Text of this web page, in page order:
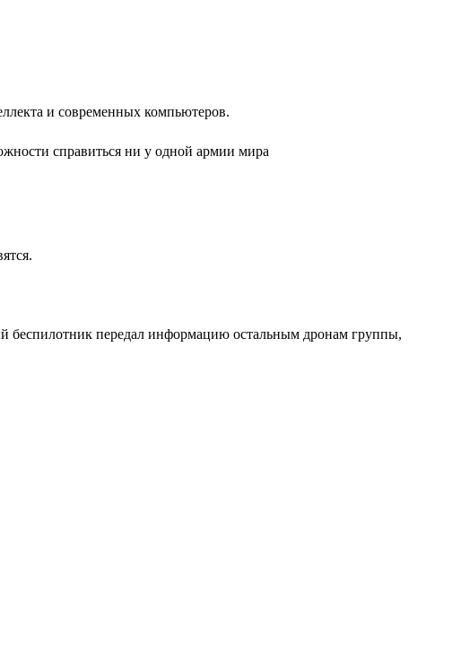
и современных компьютеров.
справиться ни у одной армии мира
беспилотник передал информацию остальным дронам группы,